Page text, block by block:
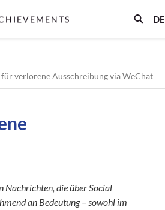
DE
verlorene Ausschreibung via WeChat
Nachrichten, die über Social
an Bedeutung – sowohl im